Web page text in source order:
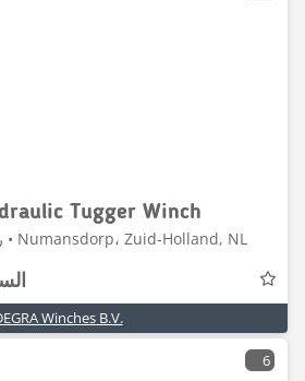
Tugger Winch
رافعات هيدروليكية • 2022 • Numansdorp، Zuid-Holland, NL
Winches B.V.
6